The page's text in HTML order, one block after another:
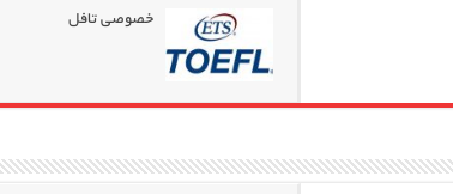
خصوصی تافل